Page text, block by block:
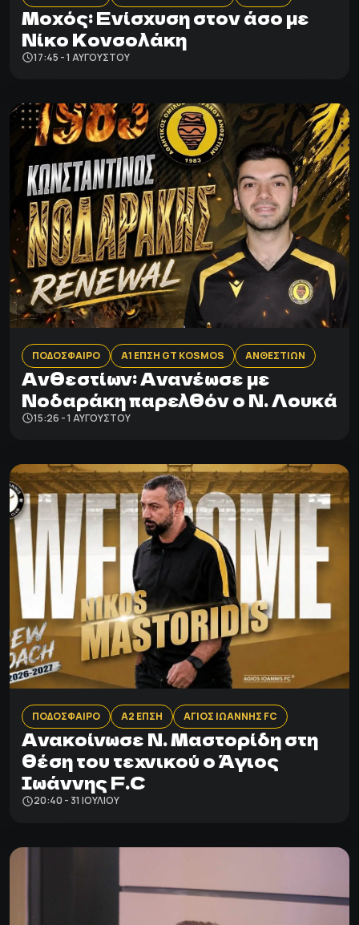
Μοχός: Ενίσχυση στον άσο με
Νίκο Κονσολάκη
17:45 - 1 ΑΥΓΟΎΣΤΟΥ
ΠΟΔΟΣΦΑΙΡΟ Α1 ΕΠΣΗ GT KOSMOS ΑΝΘΕΣΤΙΩΝ
Ανθεστίων: Aνανέωσε με
Νοδαράκη παρελθόν ο Ν. Λουκά
15:26 - 1 ΑΥΓΟΎΣΤΟΥ
ΠΟΔΟΣΦΑΙΡΟ Α2 ΕΠΣΗ ΑΓΙΟΣ ΙΩΑΝΝΗΣ FC
Ανακοίνωσε Ν. Μαστορίδη στη
θέση του τεχνικού ο Άγιος
Ιωάννης F.C
20:40 - 31 ΙΟΥΛΊΟΥ